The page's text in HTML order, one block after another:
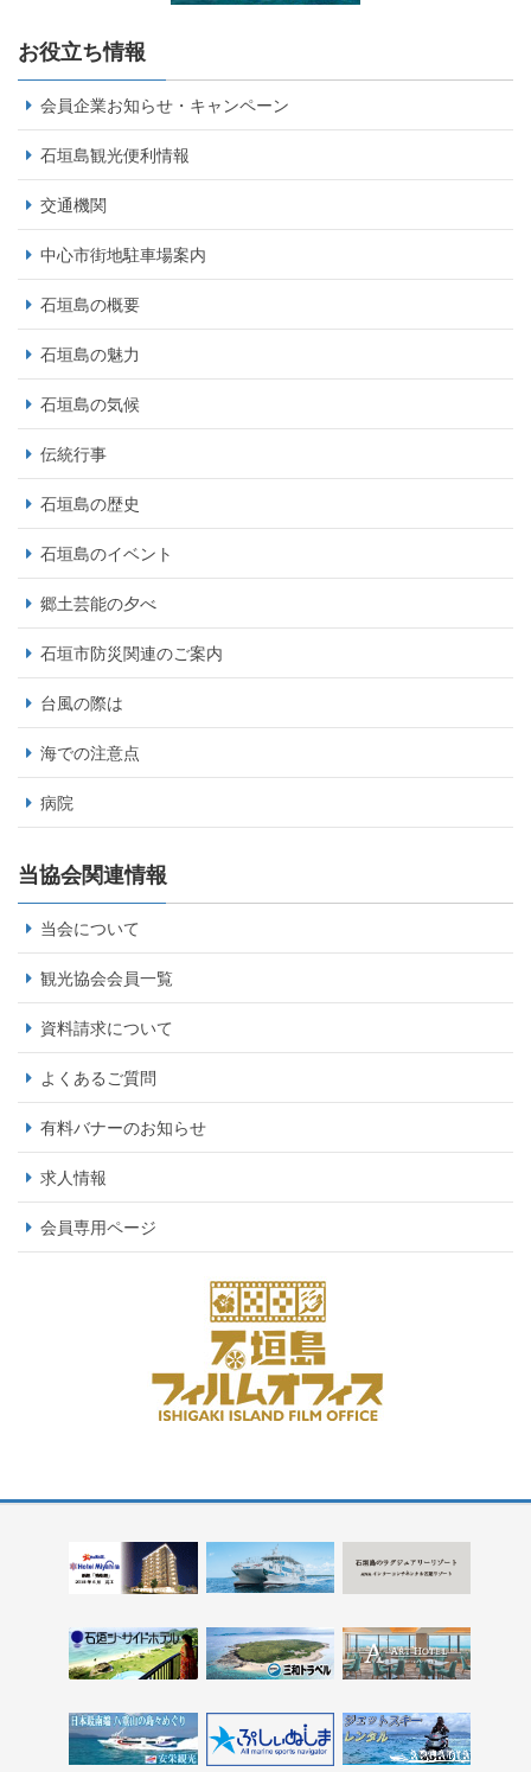
お役立ち情報
会員企業お知らせ・キャンペーン
石垣島観光便利情報
交通機関
中心市街地駐車場案内
石垣島の概要
石垣島の魅力
石垣島の気候
伝統行事
石垣島の歴史
石垣島のイベント
郷土芸能の夕べ
石垣市防災関連のご案内
台風の際は
海での注意点
病院
当協会関連情報
当会について
観光協会会員一覧
資料請求について
よくあるご質問
有料バナーのお知らせ
求人情報
会員専用ページ